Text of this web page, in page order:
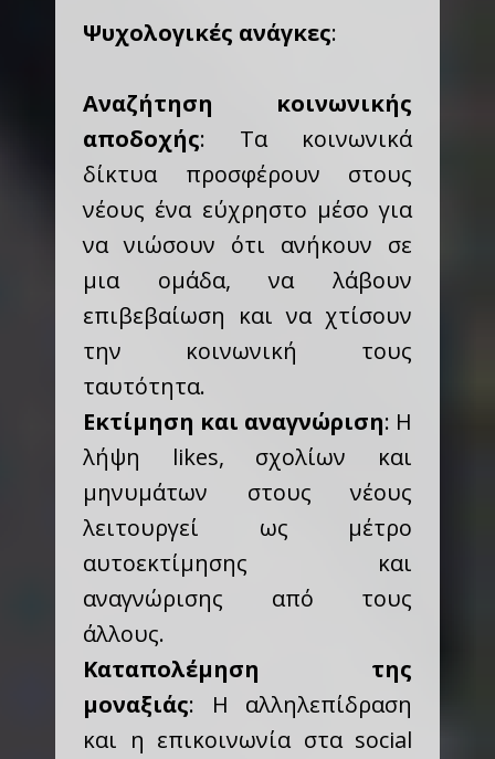
Ψυχολογικές ανάγκες:
Αναζήτηση κοινωνικής
αποδοχής: Τα κοινωνικά
δίκτυα προσφέρουν στους
νέους ένα εύχρηστο μέσο για
να νιώσουν ότι ανήκουν σε
μια ομάδα, να λάβουν
επιβεβαίωση και να χτίσουν
την κοινωνική τους
ταυτότητα.
Εκτίμηση και αναγνώριση: Η
λήψη likes, σχολίων και
μηνυμάτων στους νέους
λειτουργεί ως μέτρο
αυτοεκτίμησης και
αναγνώρισης από τους
άλλους.
Καταπολέμηση της
μοναξιάς: Η αλληλεπίδραση
και η επικοινωνία στα social